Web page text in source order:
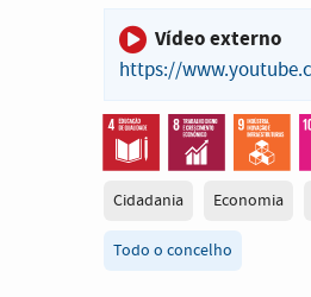
Vídeo externo
https://
Cidadania Economia
Todo o concelho